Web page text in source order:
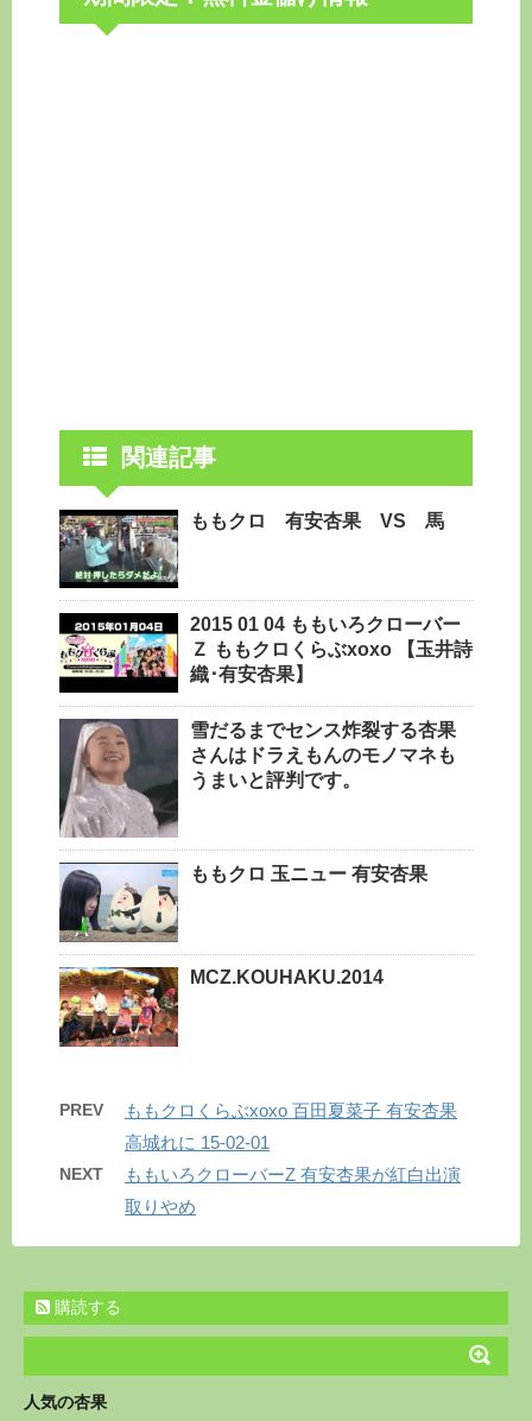
関連記事
ももクロ 有安杏果 VS 馬
2015 01 04 ももいろクローバー
Ｚ ももクロくらぶxoxo 【玉井詩
織･有安杏果】
雪だるまでセンス炸裂する杏果
さんはドラえもんのモノマネも
うまいと評判です。
ももクロ 玉ニュー 有安杏果
MCZ.KOUHAKU.2014
PREV
ももクロくらぶxoxo 百田夏菜子 有安杏果
高城れに 15-02-01
NEXT
ももいろクローバーZ 有安杏果が紅白出演
取りやめ
購読する
人気の杏果